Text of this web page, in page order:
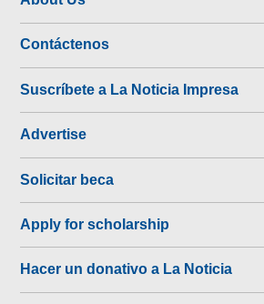
Contáctenos
Suscríbete a La Noticia Impresa
Advertise
Solicitar beca
Apply for scholarship
Hacer un donativo a La Noticia